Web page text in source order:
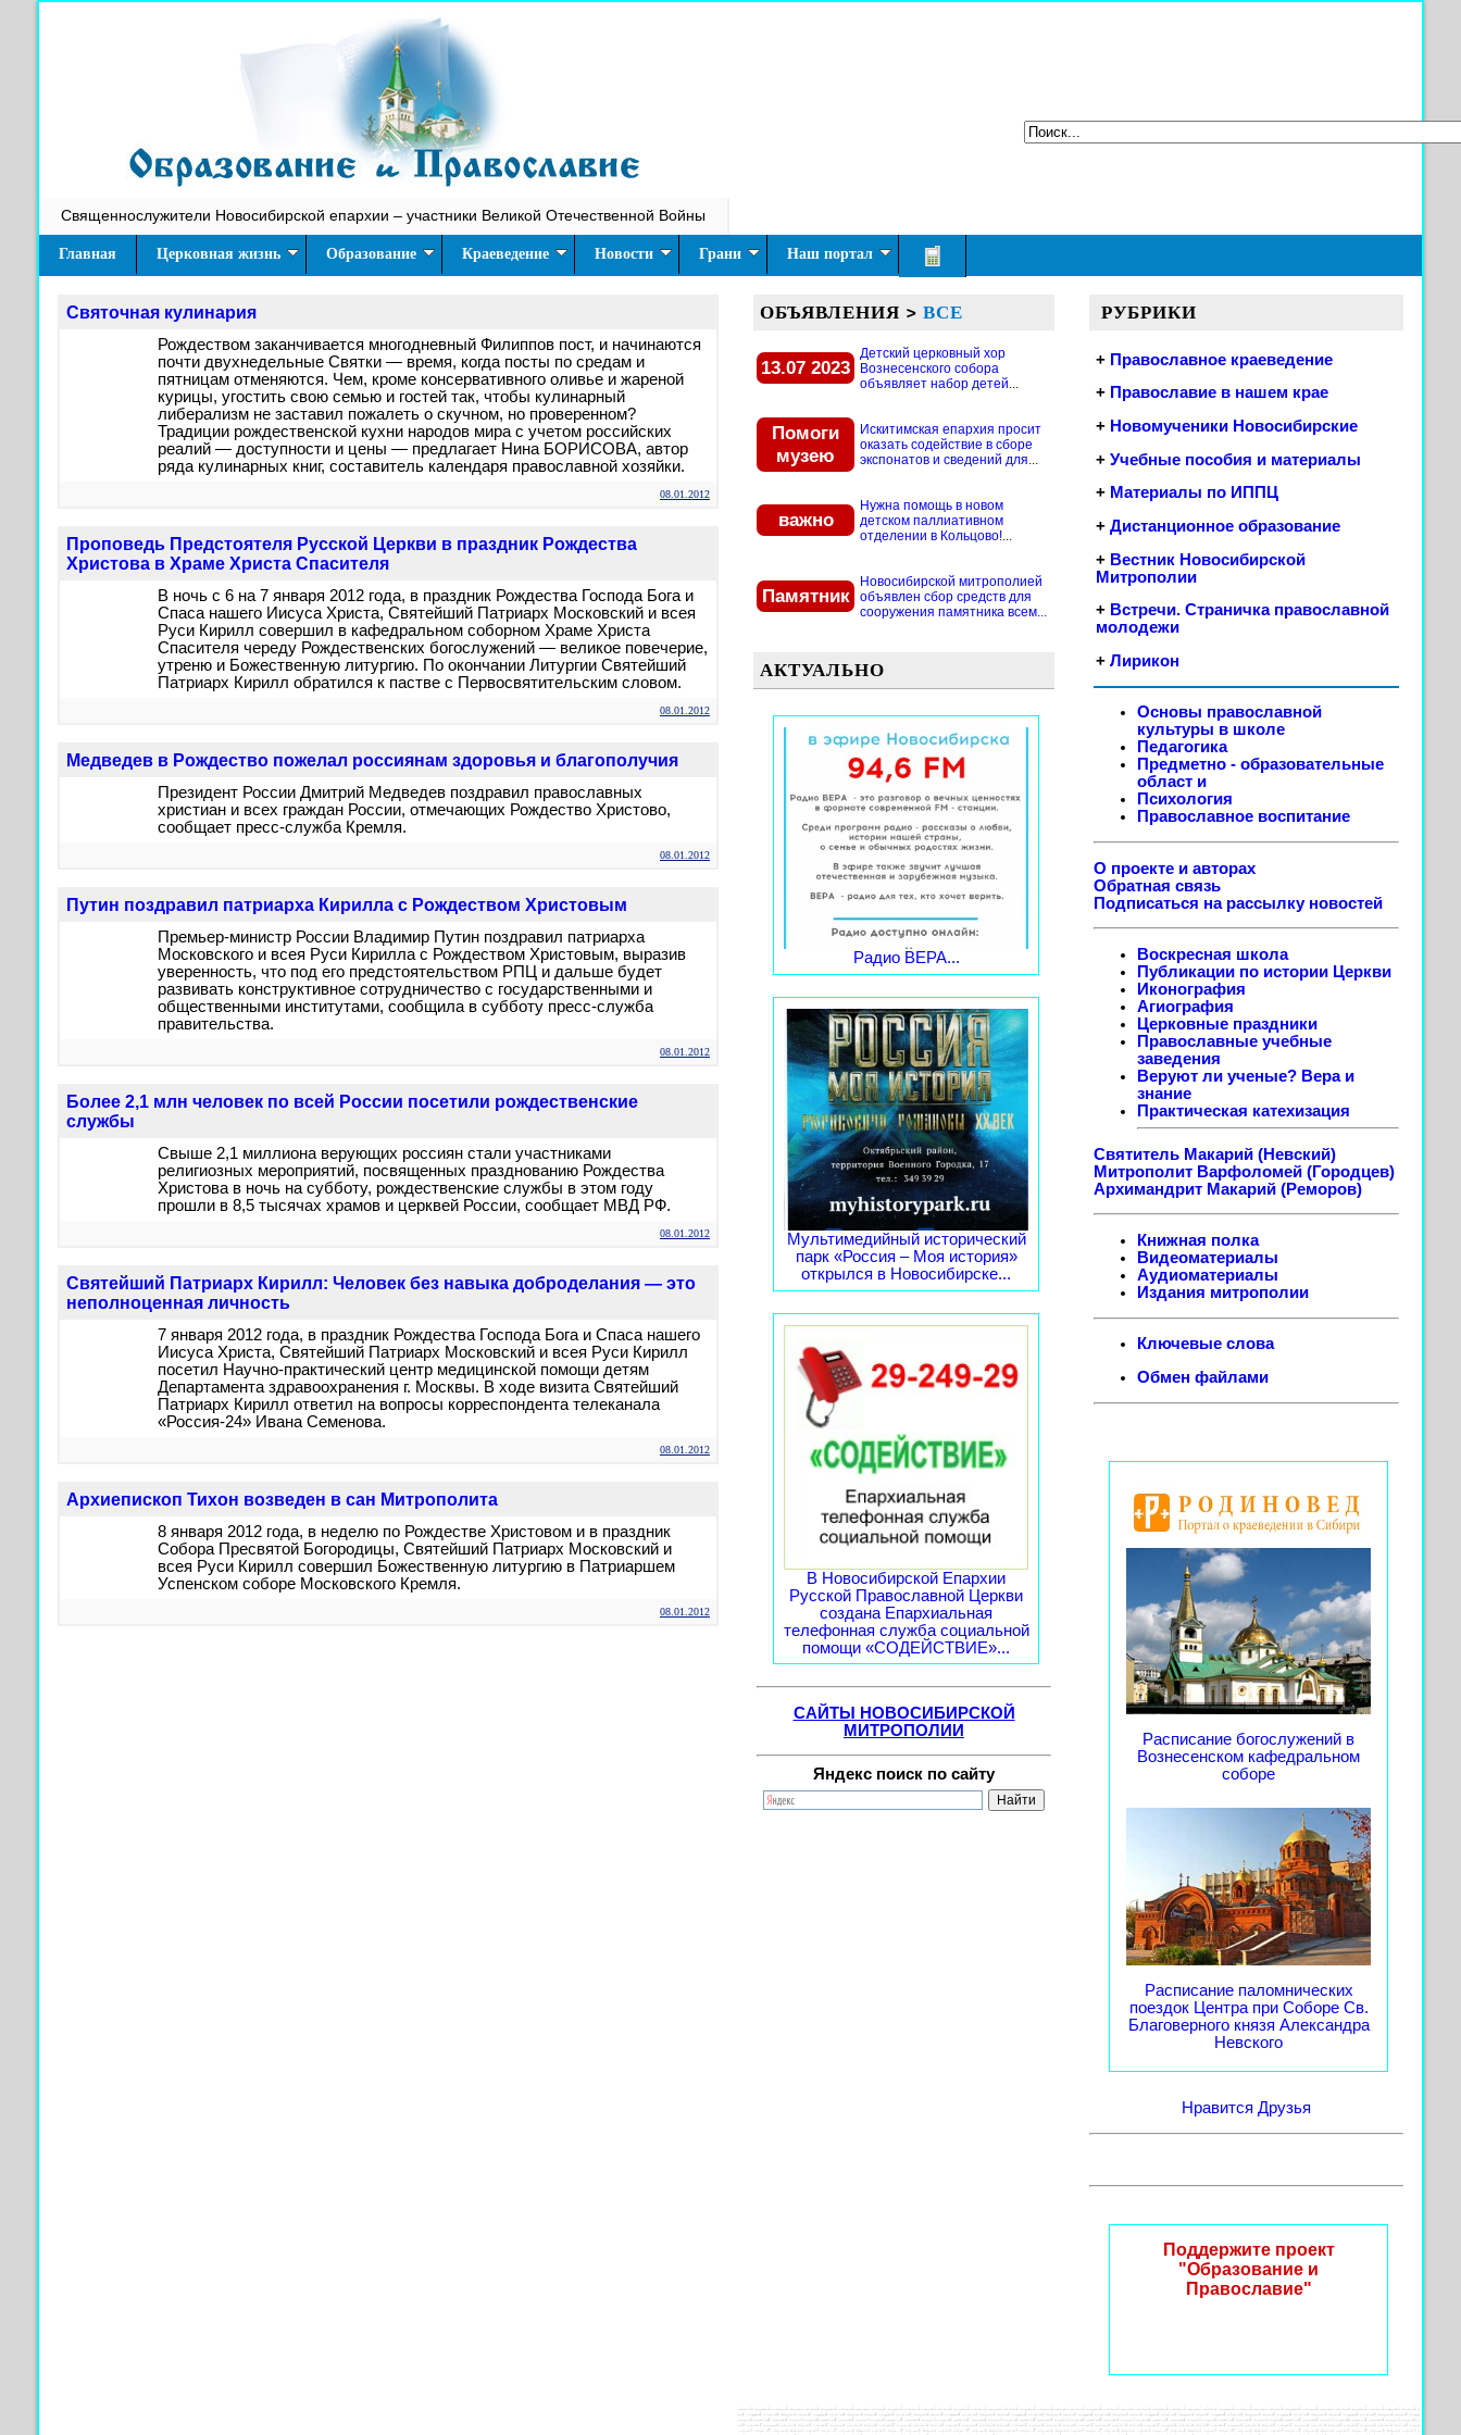
Священнослужители Новосибирской епархии – участники Великой Отечественной Войны
Главная Церковная жизнь Образование Краеведение Новости Грани Наш портал
Святочная кулинария
Рождеством заканчивается многодневный Филиппов пост, и начинаются
почти двухнедельные Святки — время, когда посты по средам и
пятницам отменяются. Чем, кроме консервативного оливье и жареной
курицы, угостить свою семью и гостей так, чтобы кулинарный
либерализм не заставил пожалеть о скучном, но проверенном?
Традиции рождественской кухни народов мира с учетом российских
реалий — доступности и цены — предлагает Нина БОРИСОВА, автор
ряда кулинарных книг, составитель календаря православной хозяйки.
08.01.2012
Проповедь Предстоятеля Русской Церкви в праздник Рождества
Христова в Храме Христа Спасителя
В ночь с 6 на 7 января 2012 года, в праздник Рождества Господа Бога и
Спаса нашего Иисуса Христа, Святейший Патриарх Московский и всея
Руси Кирилл совершил в кафедральном соборном Храме Христа
Спасителя череду Рождественских богослужений — великое повечерие,
утреню и Божественную литургию. По окончании Литургии Святейший
Патриарх Кирилл обратился к пастве с Первосвятительским словом.
08.01.2012
Медведев в Рождество пожелал россиянам здоровья и благополучия
Президент России Дмитрий Медведев поздравил православных
христиан и всех граждан России, отмечающих Рождество Христово,
сообщает пресс-служба Кремля.
08.01.2012
Путин поздравил патриарха Кирилла с Рождеством Христовым
Премьер-министр России Владимир Путин поздравил патриарха
Московского и всея Руси Кирилла с Рождеством Христовым, выразив
уверенность, что под его предстоятельством РПЦ и дальше будет
развивать конструктивное сотрудничество с государственными и
общественными институтами, сообщила в субботу пресс-служба
правительства.
08.01.2012
Более 2,1 млн человек по всей России посетили рождественские
службы
Свыше 2,1 миллиона верующих россиян стали участниками
религиозных мероприятий, посвященных празднованию Рождества
Христова в ночь на субботу, рождественские службы в этом году
прошли в 8,5 тысячах храмов и церквей России, сообщает МВД РФ.
08.01.2012
Святейший Патриарх Кирилл: Человек без навыка доброделания — это
неполноценная личность
7 января 2012 года, в праздник Рождества Господа Бога и Спаса нашего
Иисуса Христа, Святейший Патриарх Московский и всея Руси Кирилл
посетил Научно-практический центр медицинской помощи детям
Департамента здравоохранения г. Москвы. В ходе визита Святейший
Патриарх Кирилл ответил на вопросы корреспондента телеканала
«Россия-24» Ивана Семенова.
08.01.2012
Архиепископ Тихон возведен в сан Митрополита
8 января 2012 года, в неделю по Рождестве Христовом и в праздник
Собора Пресвятой Богородицы, Святейший Патриарх Московский и
всея Руси Кирилл совершил Божественную литургию в Патриаршем
Успенском соборе Московского Кремля.
08.01.2012
ОБЪЯВЛЕНИЯ > ВСЕ
13.07 2023
Детский церковный хор
Вознесенского собора
объявляет набор детей...
Помоги
музею
Искитимская епархия просит
оказать содействие в сборе
экспонатов и сведений для...
важно
Нужна помощь в новом
детском паллиативном
отделении в Кольцово!...
Памятник
Новосибирской митрополией
объявлен сбор средств для
сооружения памятника всем...
АКТУАЛЬНО
Радио ВЕРА...
Мультимедийный исторический
парк «Россия – Моя история»
открылся в Новосибирске...
В Новосибирской Епархии
Русской Православной Церкви
создана Епархиальная
телефонная служба социальной
помощи «СОДЕЙСТВИЕ»...
САЙТЫ НОВОСИБИРСКОЙ
МИТРОПОЛИИ
Яндекс поиск по сайту
РУБРИКИ
+ Православное краеведение
+ Православие в нашем крае
+ Новомученики Новосибирские
+ Учебные пособия и материалы
+ Материалы по ИППЦ
+ Дистанционное образование
+ Вестник Новосибирской
Митрополии
+ Встречи. Страничка православной
молодежи
+ Лирикон
Основы православной
культуры в школе
Педагогика
Предметно - образовательные
област и
Психология
Православное воспитание
О проекте и авторах
Обратная связь
Подписаться на рассылку новостей
Воскресная школа
Публикации по истории Церкви
Иконография
Агиография
Церковные праздники
Православные учебные
заведения
Веруют ли ученые? Вера и
знание
Практическая катехизация
Святитель Макарий (Невский)
Митрополит Варфоломей (Городцев)
Архимандрит Макарий (Реморов)
Книжная полка
Видеоматериалы
Аудиоматериалы
Издания митрополии
Ключевые слова
Обмен файлами
Расписание богослужений в
Вознесенском кафедральном
соборе
Расписание паломнических
поездок Центра при Соборе Св.
Благоверного князя Александра
Невского
Нравится Друзья
Поддержите проект
"Образование и
Православие"